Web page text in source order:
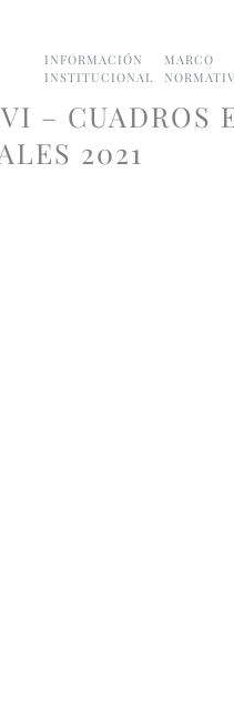
INFORMACIÓN
INSTITUCIONAL
MARCO
– CUADROS
2021